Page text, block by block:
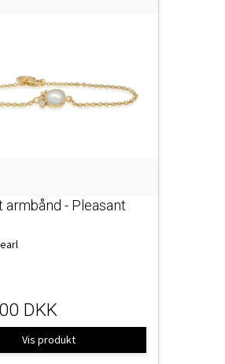
armbånd - Pleasant
DKK
Vis produkt